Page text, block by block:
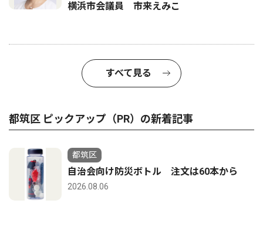
横浜市会議員 市来えみこ
すべて見る
都筑区 ピックアップ（PR）の新着記事
都筑区
自治会向け防災ボトル 注文は60本から
2026.08.06